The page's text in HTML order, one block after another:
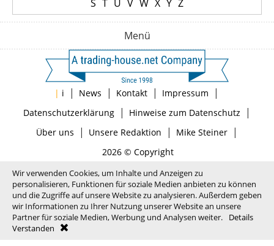
S T U V W X Y Z
Menü
| i | News | Kontakt | Impressum |
Datenschutzerklärung| Hinweise zum Datenschutz |
Über uns | Unsere Redaktion | Mike Steiner|
2026 © Copyright
Wir verwenden Cookies, um Inhalte und Anzeigen zu
personalisieren, Funktionen für soziale Medien anbieten zu können
und die Zugriffe auf unsere Website zu analysieren. Außerdem geben
wir Informationen zu Ihrer Nutzung unserer Website an unsere
Partner für soziale Medien, Werbung und Analysen weiter.
Details
Verstanden